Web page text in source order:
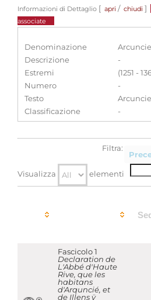
Informazioni di Dettaglio [ apri / chiudi ]
associate
Denominazione
Descrizione
-
Estremi
(1251 -
Numero
-
Testo
Classificazione
-
Visualizza elementi
Filtra:
Fascicolo 1
Declaration de
L'Abbé d'Haute
Rive, que les
habitans
d'Arquncié, et
de Illens ÿ